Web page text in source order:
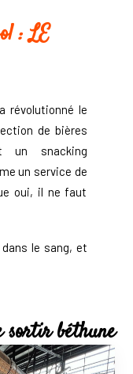
: LE
révolutionné le
de bières
un snacking
un service de
oui, il ne faut
le sang, et
sortir béthune